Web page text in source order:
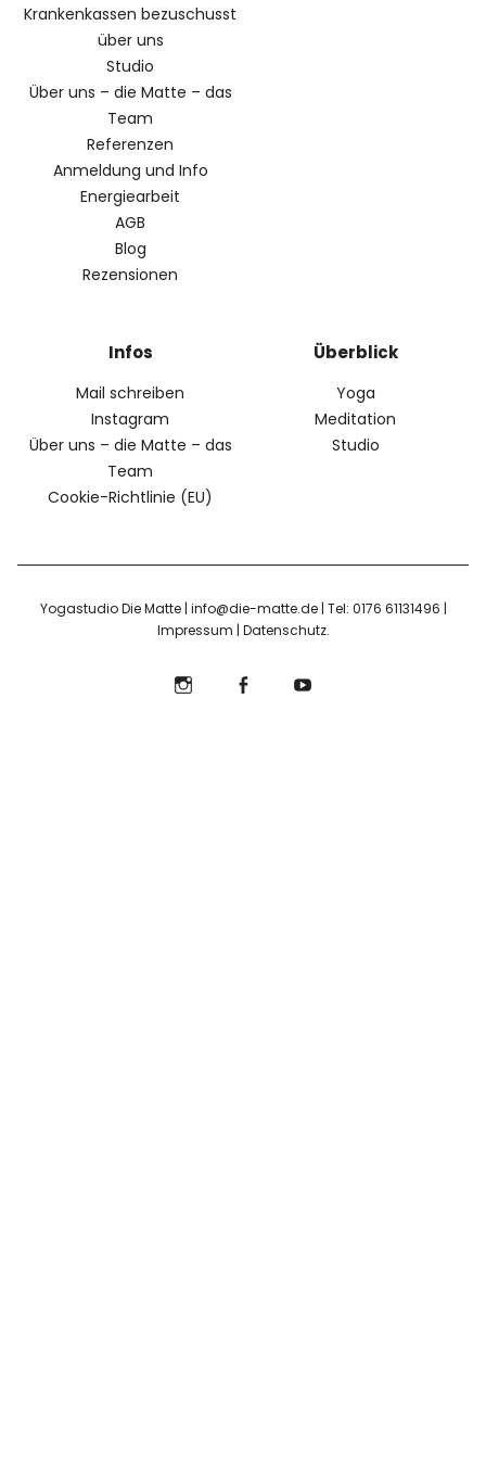
Krankenkassen bezuschusst
über uns
Studio
Über uns – die Matte – das
Team
Referenzen
Anmeldung und Info
Energiearbeit
AGB
Blog
Rezensionen
Infos
Mail schreiben
Instagram
Über uns – die Matte – das
Team
Cookie-Richtlinie (EU)
Überblick
Yoga
Meditation
Studio
Yogastudio Die Matte | info@die-matte.de | Tel: 0176 61131496 |
Impressum | Datenschutz